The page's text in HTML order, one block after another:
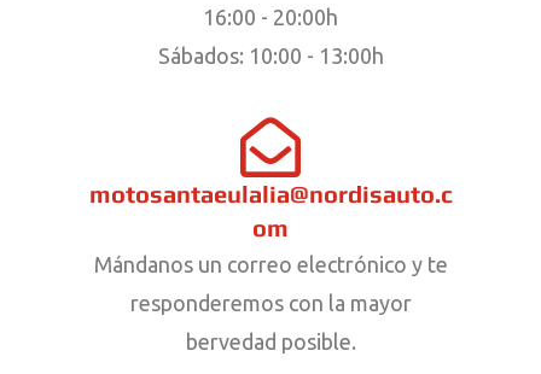
16:00 - 20:00h
Sábados: 10:00 - 13:00h
motosantaeulalia@nordisauto.c
om
Mándanos un correo electrónico y te
responderemos con la mayor
bervedad posible.